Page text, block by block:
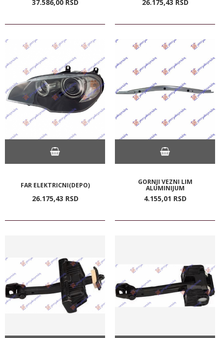
37.586,00 RSD 26.175,43 RSD
FAR ELEKTRICNI(DEPO)
26.175,43 RSD
GORNJI VEZNI LIM
ALUMINIJUM
4.155,01 RSD